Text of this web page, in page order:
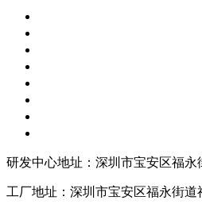
研发中心地址：深圳市宝安区福
工厂地址：深圳市宝安区福永街